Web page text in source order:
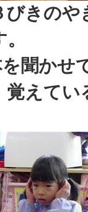
きのや
聞かせ
えてい